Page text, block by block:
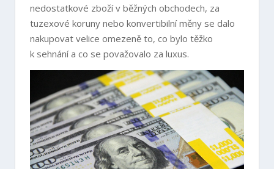
nedostatkové zboží v běžných obchodech, za
tuzexové koruny nebo konvertibilní měny se dalo
nakupovat velice omezeně to, co bylo těžko
k sehnání a co se považovalo za luxus.